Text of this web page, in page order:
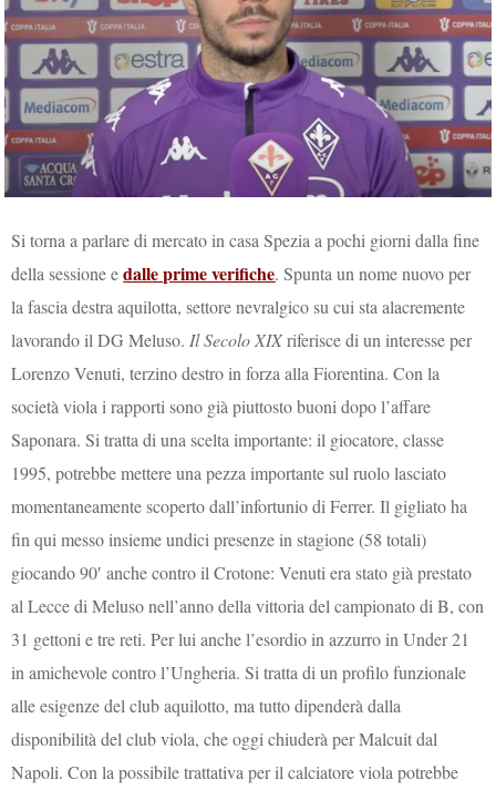
Si torna a parlare di mercato in casa Spezia a pochi giorni dalla fine
della sessione edalle prime verifiche. Spunta un nome nuovo per
la fascia destra aquilotta, settore nevralgico su cui sta alacremente
lavorando il DG Meluso. Il Secolo XIXriferisce di un interesse per
Lorenzo Venuti, terzino destro in forza alla Fiorentina. Con la
società viola i rapporti sono già piuttosto buoni dopo l’affare
Saponara. Si tratta di una scelta importante: il giocatore, classe
1995, potrebbe mettere una pezza importante sul ruolo lasciato
momentaneamente scoperto dall’infortunio di Ferrer. Il gigliato ha
fin qui messo insieme undici presenze in stagione (58 totali)
giocando 90′ anche contro il Crotone: Venuti era stato già prestato
al Lecce di Meluso nell’anno della vittoria del campionato di B, con
31 gettoni e tre reti. Per lui anche l’esordio in azzurro in Under 21
in amichevole contro l’Ungheria. Si tratta di un profilo funzionale
alle esigenze del club aquilotto, ma tutto dipenderà dalla
disponibilità del club viola, che oggi chiuderà per Malcuit dal
Napoli. Con la possibile trattativa per il calciatore viola potrebbe